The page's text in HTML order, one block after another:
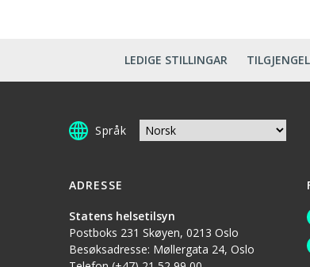
LEDIGE STILLINGAR
Språk
ADRESSE
Statens helsetilsyn
Postboks 231 Skøyen, 0213 Oslo
Besøksadresse: Møllergata 24, Oslo